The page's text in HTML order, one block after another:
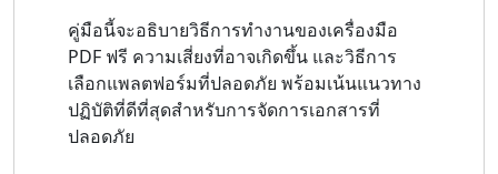
คู่มือนี้จะอธิบายวิธีการทำงานของเครื่องมือ
PDF ฟรี ความเสี่ยงที่อาจเกิดขึ้น และวิธีการ
เลือกแพลตฟอร์มที่ปลอดภัย พร้อมเน้นแนวทาง
ปฏิบัติที่ดีที่สุดสำหรับการจัดการเอกสารที่
ปลอดภัย